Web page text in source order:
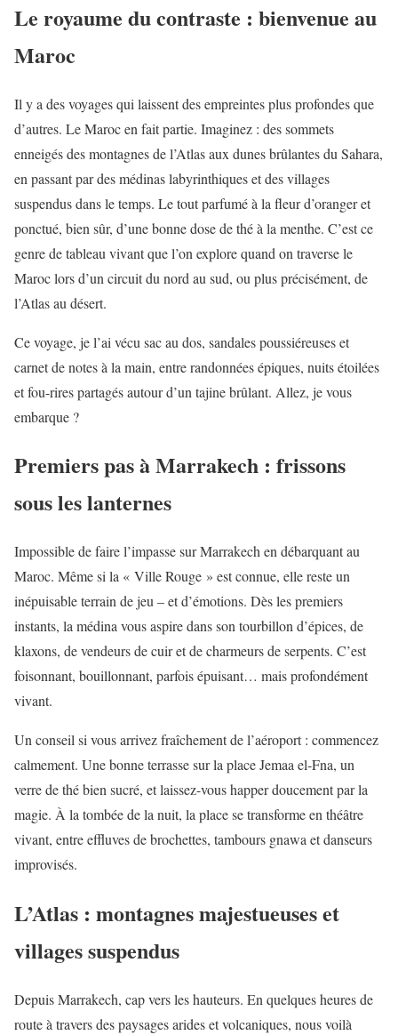
Le royaume du contraste : bienvenue au
Maroc
Il y a des voyages qui laissent des empreintes plus profondes que
d’autres. Le Maroc en fait partie. Imaginez : des sommets
enneigés des montagnes de l’Atlas aux dunes brûlantes du Sahara,
en passant par des médinas labyrinthiques et des villages
suspendus dans le temps. Le tout parfumé à la fleur d’oranger et
ponctué, bien sûr, d’une bonne dose de thé à la menthe. C’est ce
genre de tableau vivant que l’on explore quand on traverse le
Maroc lors d’un circuit du nord au sud, ou plus précisément, de
l’Atlas au désert.
Ce voyage, je l’ai vécu sac au dos, sandales poussiéreuses et
carnet de notes à la main, entre randonnées épiques, nuits étoilées
et fou-rires partagés autour d’un tajine brûlant. Allez, je vous
embarque ?
Premiers pas à Marrakech : frissons
sous les lanternes
Impossible de faire l’impasse sur Marrakech en débarquant au
Maroc. Même si la « Ville Rouge » est connue, elle reste un
inépuisable terrain de jeu – et d’émotions. Dès les premiers
instants, la médina vous aspire dans son tourbillon d’épices, de
klaxons, de vendeurs de cuir et de charmeurs de serpents. C’est
foisonnant, bouillonnant, parfois épuisant… mais profondément
vivant.
Un conseil si vous arrivez fraîchement de l’aéroport : commencez
calmement. Une bonne terrasse sur la place Jemaa el-Fna, un
verre de thé bien sucré, et laissez-vous happer doucement par la
magie. À la tombée de la nuit, la place se transforme en théâtre
vivant, entre effluves de brochettes, tambours gnawa et danseurs
improvisés.
L’Atlas : montagnes majestueuses et
villages suspendus
Depuis Marrakech, cap vers les hauteurs. En quelques heures de
route à travers des paysages arides et volcaniques, nous voilà